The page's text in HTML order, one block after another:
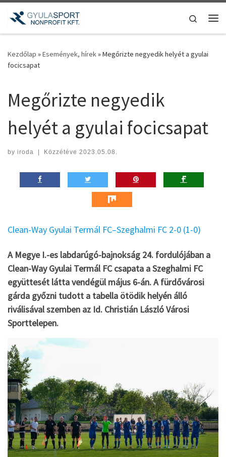
Teljes tartalom megjelenítése
Search
Kezdőlap »Események, hírek»Megőrizte negyedik helyét a gyulai
focicsapat
Megőrizte negyedik
helyét a gyulai focicsapat
by iroda | Közzétéve 2023.05.08.
Clean-Way Gyulai Termál FC–Szeghalmi FC 2-0 (1-0)
A Megye I.-es labdarúgó-bajnokság 24. fordulójában a
Clean-Way Gyulai Termál FC csapata a Szeghalmi FC
együttesét látta vendégül május 6-án. A fürdővárosi
gárda győzni tudott a tabella ötödik helyén álló
riválisával szemben az Id. Christián László Városi
Sporttelepen.